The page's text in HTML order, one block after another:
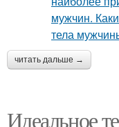
читать дальше →
Идеальное